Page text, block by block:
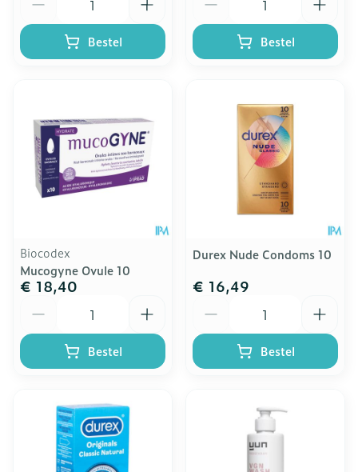
Bestel Bestel
Biocodex
Mucogyne Ovule 10
€ 18,40
Bestel
Durex Nude Condoms 10
€ 16,49
Bestel